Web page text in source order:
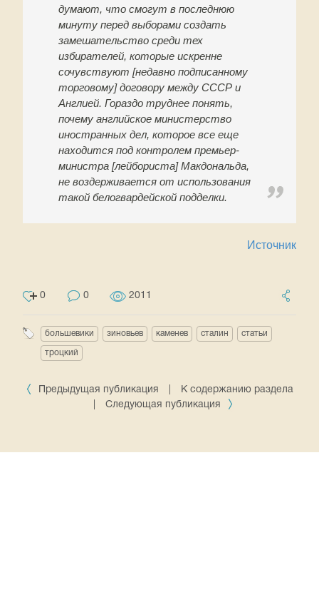
думают, что смогут в последнюю
минуту перед выборами создать
замешательство среди тех
избирателей, которые искренне
сочувствуют [недавно подписанному
торговому] договору между СССР и
Англией. Гораздо труднее понять,
почему английское министерство
иностранных дел, которое все еще
находится под контролем премьер-
министра [лейбориста] Макдональда,
не воздерживается от использования
такой белогвардейской подделки.
Источник
0 0 2011
большевики зиновьев каменев сталин статьи
троцкий
Предыдущая публикация
К содержанию раздела
Следующая публикация